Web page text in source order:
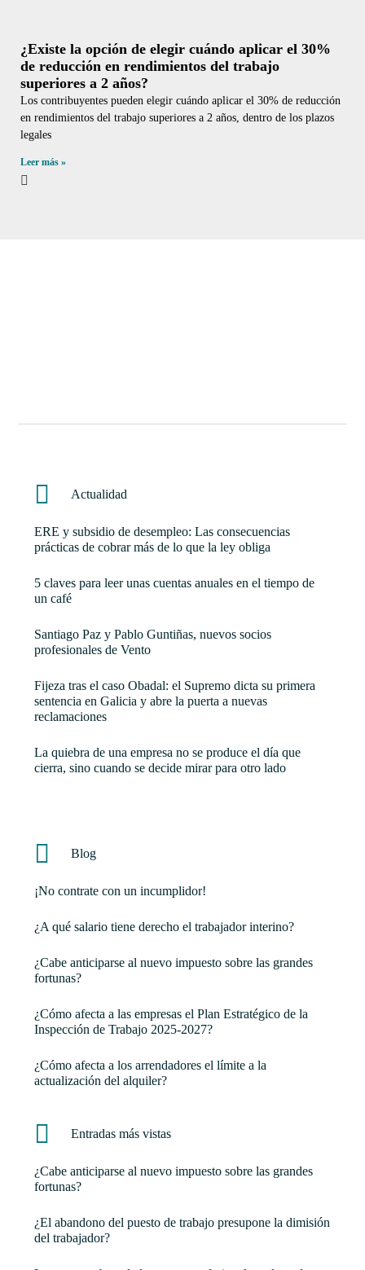
¿Existe la opción de elegir cuándo aplicar el 30%
de reducción en rendimientos del trabajo
superiores a 2 años?
Los contribuyentes pueden elegir cuándo aplicar el 30% de reducción
en rendimientos del trabajo superiores a 2 años, dentro de los plazos
legales
Leer más »
Actualidad
ERE y subsidio de desempleo: Las consecuencias
prácticas de cobrar más de lo que la ley obliga
5 claves para leer unas cuentas anuales en el tiempo de
un café
Santiago Paz y Pablo Guntiñas, nuevos socios
profesionales de Vento
Fijeza tras el caso Obadal: el Supremo dicta su primera
sentencia en Galicia y abre la puerta a nuevas
reclamaciones
La quiebra de una empresa no se produce el día que
cierra, sino cuando se decide mirar para otro lado
Blog
¡No contrate con un incumplidor!
¿A qué salario tiene derecho el trabajador interino?
¿Cabe anticiparse al nuevo impuesto sobre las grandes
fortunas?
¿Cómo afecta a las empresas el Plan Estratégico de la
Inspección de Trabajo 2025-2027?
¿Cómo afecta a los arrendadores el límite a la
actualización del alquiler?
Entradas más vistas
¿Cabe anticiparse al nuevo impuesto sobre las grandes
fortunas?
¿El abandono del puesto de trabajo presupone la dimisión
del trabajador?